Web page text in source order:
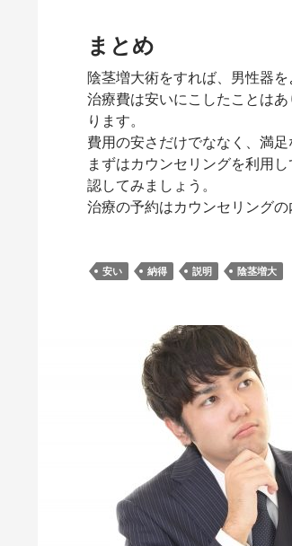
まとめ
陰茎増大術をすれば、男性器
治療費は安いにこしたことは
ります。
費用の安さだけでななく、満
まずはカウンセリングを利用
認してみましょう。
治療の予約はカウンセリング
安い 納得 説明 陰茎増大